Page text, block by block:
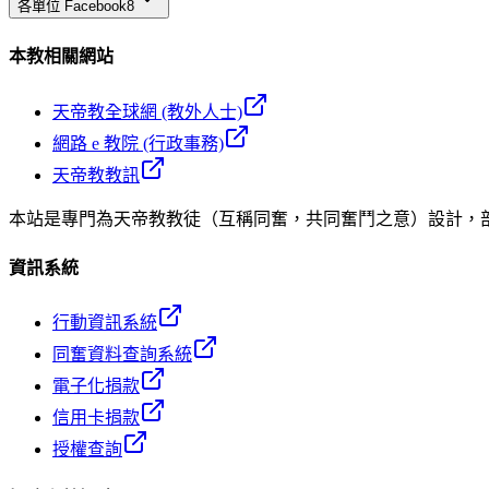
各單位 Facebook8
本教相關網站
天帝教全球網 (教外人士)
網路 e 教院 (行政事務)
天帝教教訊
本站是專門為天帝教教徒（互稱同奮，共同奮鬥之意）設計
資訊系統
行動資訊系統
同奮資料查詢系統
電子化捐款
信用卡捐款
授權查詢